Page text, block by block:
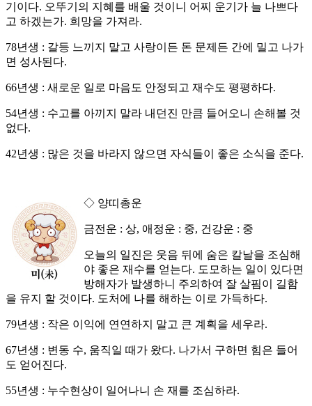
기이다. 오뚜기의 지혜를 배울 것이니 어찌 운기가 늘 나쁘다
고 하겠는가. 희망을 가져라.
78년생 : 갈등 느끼지 말고 사랑이든 돈 문제든 간에 밀고 나가
면 성사된다.
66년생 : 새로운 일로 마음도 안정되고 재수도 평평하다.
54년생 : 수고를 아끼지 말라 내던진 만큼 들어오니 손해볼 것
없다.
42년생 : 많은 것을 바라지 않으면 자식들이 좋은 소식을 준다.
◇ 양띠총운
금전운 : 상, 애정운 : 중, 건강운 : 중
오늘의 일진은 웃음 뒤에 숨은 칼날을 조심해
야 좋은 재수를 얻는다. 도모하는 일이 있다면
방해자가 발생하니 주의하여 잘 살핌이 길함
을 유지 할 것이다. 도처에 나를 해하는 이로 가득하다.
79년생 : 작은 이익에 연연하지 말고 큰 계획을 세우라.
67년생 : 변동 수, 움직일 때가 왔다. 나가서 구하면 힘은 들어
도 얻어진다.
55년생 : 누수현상이 일어나니 손 재를 조심하라.